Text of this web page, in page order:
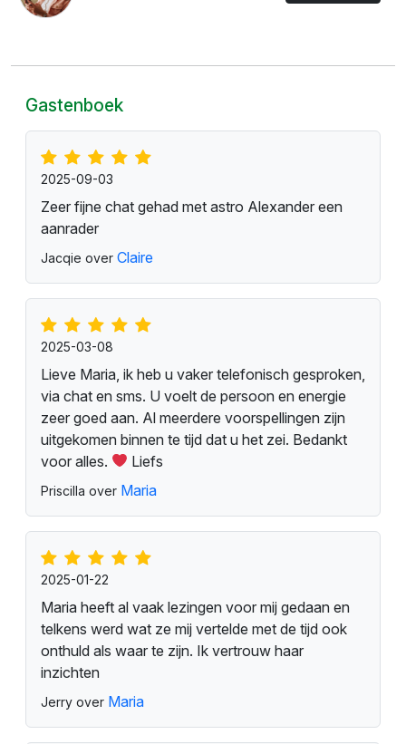
Gastenboek
2025-09-03
Zeer fijne chat gehad met astro Alexander een
aanrader
Jacqie over Claire
2025-03-08
Lieve Maria, ik heb u vaker telefonisch gesproken,
via chat en sms. U voelt de persoon en energie
zeer goed aan. Al meerdere voorspellingen zijn
uitgekomen binnen te tijd dat u het zei. Bedankt
voor alles.
Liefs
Priscilla over Maria
2025-01-22
Maria heeft al vaak lezingen voor mij gedaan en
telkens werd wat ze mij vertelde met de tijd ook
onthuld als waar te zijn. Ik vertrouw haar
inzichten
Jerry over Maria